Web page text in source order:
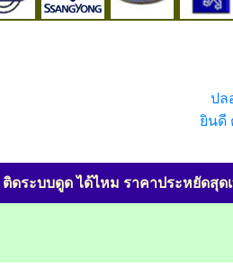
ปล
ยินดี
ติดระบบดูด ได้ไหม ราคาประหยัดสุด